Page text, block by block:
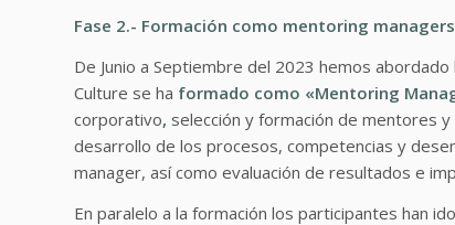
Fase 2.- Formación como mentoring
De Junio a Septiembre del 2023 hemos
Culture se ha formado como «Mentoring
corporativo, selección y formación de mentores
desarrollo de los procesos, competencias y
manager, así como evaluación de resultados e
En paralelo a la formación los participantes han